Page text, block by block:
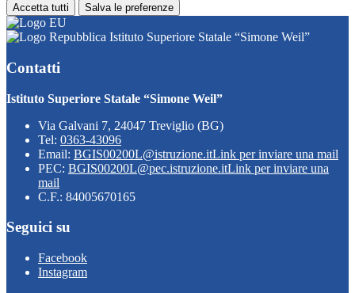
Accetta tutti Salva le preferenze
Istituto Superiore Statale “Simone Weil”
Contatti
Istituto Superiore Statale “Simone Weil”
Via Galvani 7, 24047 Treviglio (BG)
Tel: 0363-43096
Email: BGIS00200L@istruzione.itLink per inviare una mail
PEC: BGIS00200L@pec.istruzione.itLink per inviare una
mail
C.F.: 84005670165
Seguici su
Facebook
Instagram